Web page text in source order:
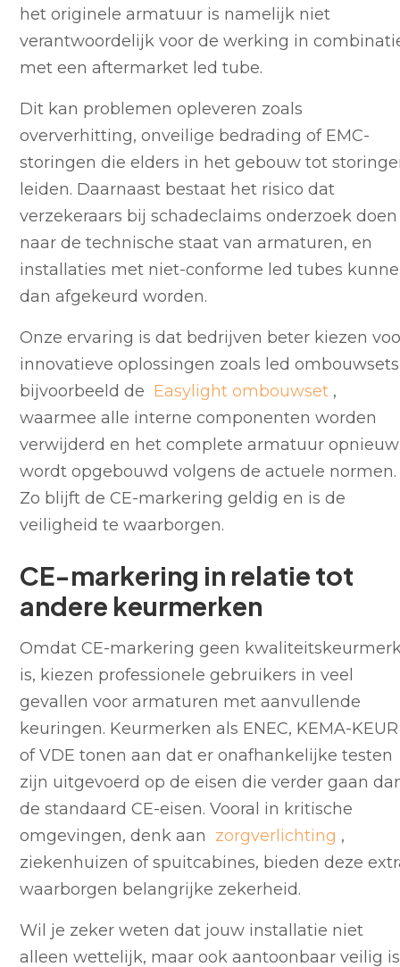
het originele armatuur is namelijk niet
verantwoordelijk voor de werking in
met een aftermarket led tube.
Dit kan problemen opleveren zoals
oververhitting, onveilige bedrading of EMC-
storingen die elders in het gebouw tot
leiden. Daarnaast bestaat het risico dat
verzekeraars bij schadeclaims onderzoek doen
naar de technische staat van armaturen, en
installaties met niet-conforme led tubes
dan afgekeurd worden.
Onze ervaring is dat bedrijven beter kiezen
innovatieve oplossingen zoals led
bijvoorbeeld de Easylight ombouwset ,
waarmee alle interne componenten worden
verwijderd en het complete armatuur opnieuw
wordt opgebouwd volgens de actuele normen.
Zo blijft de CE-markering geldig en is de
veiligheid te waarborgen.
CE-markering in relatie tot
andere keurmerken
Omdat CE-markering geen
is, kiezen professionele gebruikers in veel
gevallen voor armaturen met aanvullende
keuringen. Keurmerken als ENEC, KEMA-KEUR
of VDE tonen aan dat er onafhankelijke testen
zijn uitgevoerd op de eisen die verder gaan
de standaard CE-eisen. Vooral in kritische
omgevingen, denk aan zorgverlichting ,
ziekenhuizen of spuitcabines, bieden deze
waarborgen belangrijke zekerheid.
Wil je zeker weten dat jouw installatie niet
alleen wettelijk, maar ook aantoonbaar veilig